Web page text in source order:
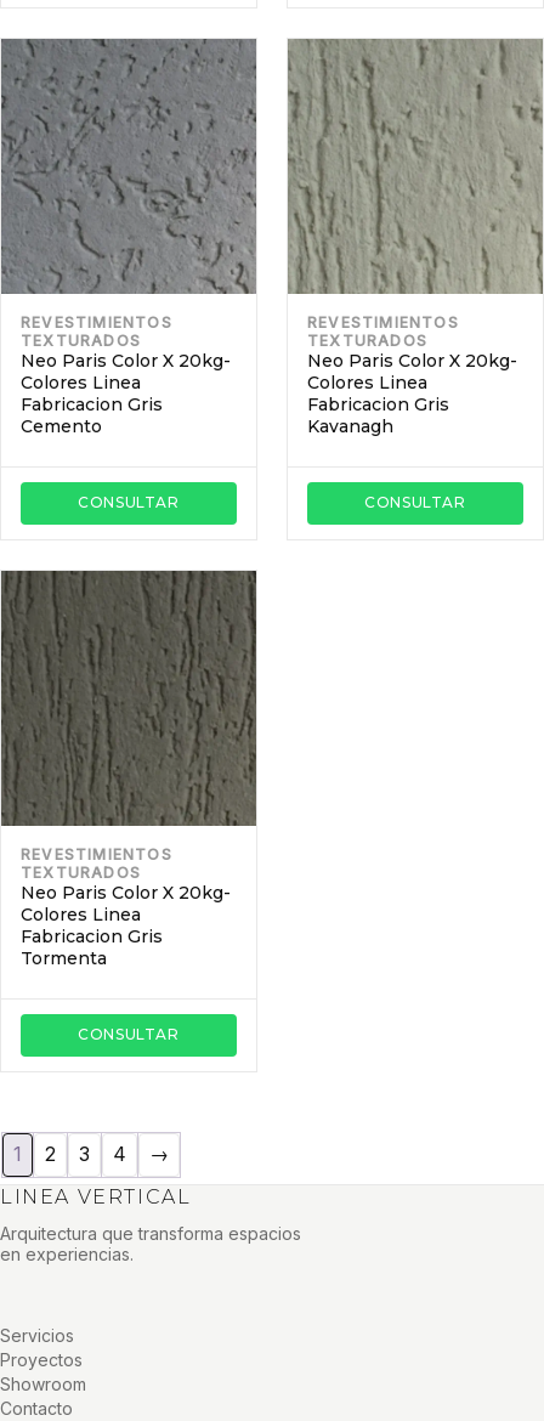
REVESTIMIENTOS
TEXTURADOS
Neo Paris Color X 20kg-
Colores Linea
Fabricacion Gris
Cemento
CONSULTAR
REVESTIMIENTOS
TEXTURADOS
Neo Paris Color X 20kg-
Colores Linea
Fabricacion Gris
Kavanagh
CONSULTAR
REVESTIMIENTOS
TEXTURADOS
Neo Paris Color X 20kg-
Colores Linea
Fabricacion Gris
Tormenta
CONSULTAR
1 2 3 4 →
LINEA VERTICAL
Arquitectura que transforma espacios
en experiencias.
Servicios
Proyectos
Showroom
Contacto